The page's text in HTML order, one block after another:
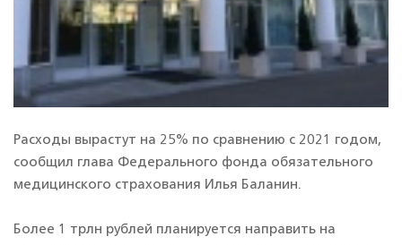
Расходы вырастут на 25% по сравнению с 2021 годом,
сообщил глава Федерального фонда обязательного
медицинского страхования Илья Баланин.
Более 1 трлн рублей планируется направить на